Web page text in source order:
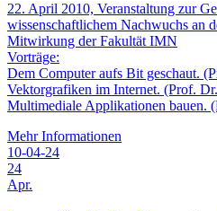
22. April 2010, Veranstaltung zur
wissenschaftlichem Nachwuchs an
Mitwirkung der Fakultät IMN
Vorträge:
Dem Computer aufs Bit geschaut.
Vektorgrafiken im Internet. (Prof.
Multimediale Applikationen bauen.
Mehr Informationen
10-04-24
24
Apr.